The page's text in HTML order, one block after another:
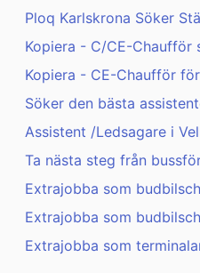
Ploq Karlskrona Söker
Kopiera - C/CE-Chaufför
Kopiera - CE-Chaufför
Söker den bästa
Assistent /Ledsagare i
Ta nästa steg från
Extrajobba som
Extrajobba som
Extrajobba som